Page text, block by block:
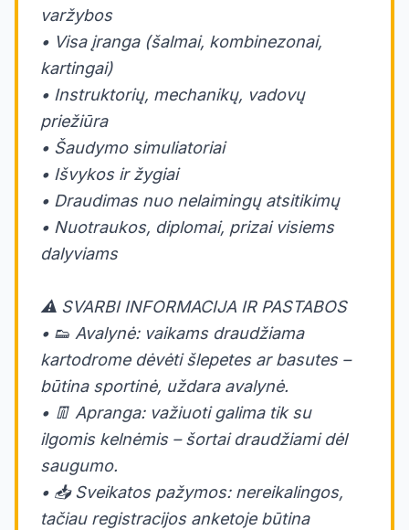
varžybos
• Visa įranga (šalmai, kombinezonai,
kartingai)
• Instruktorių, mechanikų, vadovų
priežiūra
• Šaudymo simuliatoriai
• Išvykos ir žygiai
• Draudimas nuo nelaimingų atsitikimų
• Nuotraukos, diplomai, prizai visiems
dalyviams
⚠️ SVARBI INFORMACIJA IR PASTABOS
• 👟 Avalynė: vaikams draudžiama
kartodrome dėvėti šlepetes ar basutes –
būtina sportinė, uždara avalynė.
• 👖 Apranga: važiuoti galima tik su
ilgomis kelnėmis – šortai draudžiami dėl
saugumo.
• 📥 Sveikatos pažymos: nereikalingos,
tačiau registracijos anketoje būtina